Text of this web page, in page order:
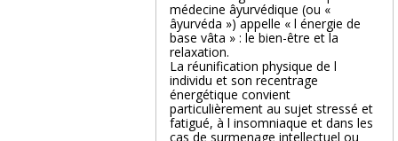
médecine âyurvédique (ou «
âyurvéda ») appelle « l énergie de
base vâta » : le bien-être et la
relaxation.
La réunification physique de l
individu et son recentrage
énergétique convient
particulièrement au sujet stressé et
fatigué, à l insomniaque et dans les
cas de surmenage intellectuel ou